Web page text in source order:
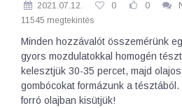
2021.07.12. 0 0
11545 megtekintés
Minden hozzávalót összemérünk
gyors mozdulatokkal homogén
kelesztjük 30-35 percet, majd
gombócokat formázunk a
forró olajban kisütjük!